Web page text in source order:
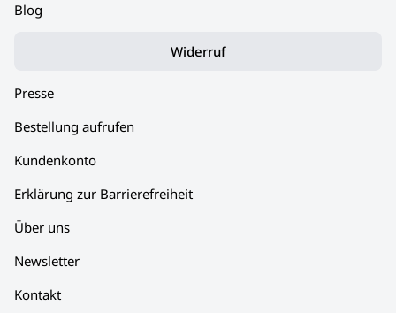
Blog
Widerruf
Presse
Bestellung aufrufen
Kundenkonto
Erklärung zur Barrierefreiheit
Über uns
Newsletter
Kontakt